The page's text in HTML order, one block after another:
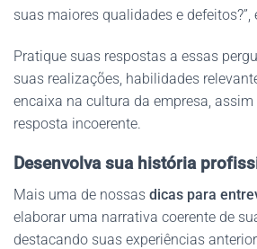
suas maiores qualidades e
Pratique suas respostas a essas
suas realizações, habilidades
encaixa na cultura da empresa,
resposta incoerente.
Desenvolva sua história
Mais uma de nossas dicas para
elaborar uma narrativa coerente de
destacando suas experiências